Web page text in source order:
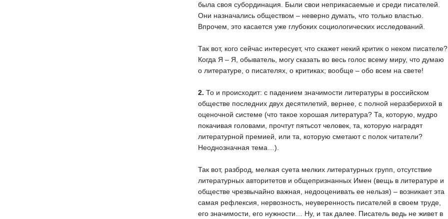
была своя субординация. Были свои неприкасаемые и среди писателей.
Они назначались обществом – неверно думать, что только властью.
Впрочем, это касается уже глубоких социологических исследований.
Так вот, кого сейчас интересует, что скажет некий критик о неком писателе?
Когда Я – Я, обыватель, могу сказать во весь голос всему миру, что думаю
о литературе, о писателях, о критиках; вообще – обо всем на свете!
2. То и происходит: с падением значимости литературы в российском
обществе последних двух десятилетий, вернее, с полной неразберихой в
оценочной системе (что такое хорошая литература? Та, которую, мудро
покачивая головами, прочтут пятьсот человек, та, которую наградят
литературной премией, или та, которую сметают с полок читатели?
Неоднозначная тема…).
Так вот, разброд, мелкая суета мелких литературных групп, отсутствие
литературных авторитетов и общепризнанных Имен (вещь в литературе и
обществе чрезвычайно важная, недооценивать ее нельзя) – возникает эта
самая рефлексия, нервозность, неуверенность писателей в своем труде,
его значимости, его нужности… Ну, и так далее. Писатель ведь не живет в